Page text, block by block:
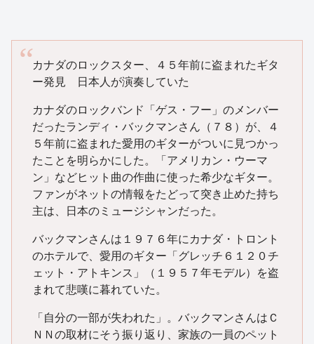
カナダのロックスター、４５年前に盗まれたギタ
ー発見 日本人が演奏していた
カナダのロックバンド「ゲス・フー」のメンバー
だったランディ・バックマンさん（７８）が、４
５年前に盗まれた愛用のギターがついに見つかっ
たことを明らかにした。「アメリカン・ウーマ
ン」などヒット曲の作曲に使った希少なギター。
ファンがネットの情報をたどって突き止めた持ち
主は、日本のミュージシャンだった。
バックマンさんは１９７６年にカナダ・トロント
のホテルで、愛用のギター「グレッチ６１２０チ
ェット・アトキンス」（１９５７年モデル）を盗
まれて悲嘆に暮れていた。
「自分の一部が失われた」。バックマンさんはＣ
ＮＮの取材にそう振り返り、家族の一員のペット